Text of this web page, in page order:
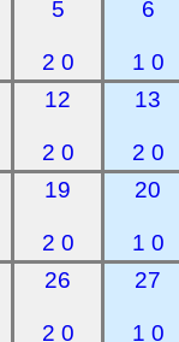
5
2 0
6
1 0
12
2 0
13
2 0
19
2 0
20
1 0
26
2 0
27
1 0